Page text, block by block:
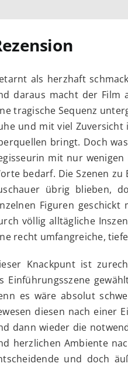
als herzhaft
daraus macht der Film
tragische Sequenz
und mit viel
bringt. Doch
mit nur
bedarf. Die Szenen
übrig blieben,
Figuren
völlig alltägliche
recht umfangreiche,
Knackpunt ist
Einführungsszene
es wäre absolut
diesen nach einer
dann wieder die
herzlichen Ambiente
und doch